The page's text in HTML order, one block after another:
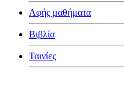
Αφής μαθήματα
Βιβλία
Ταινίες